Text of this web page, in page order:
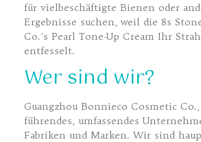
für vielbeschäftigte Bienen oder
Ergebnisse suchen, weil die 8s
Co.’s Pearl Tone-Up Cream Ihr
entfesselt.
Wer sind wir?
Guangzhou Bonnieco Cosmetic
führendes, umfassendes
Fabriken und Marken. Wir sind